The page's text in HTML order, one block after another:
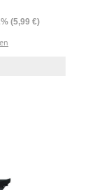
(5,99 €)